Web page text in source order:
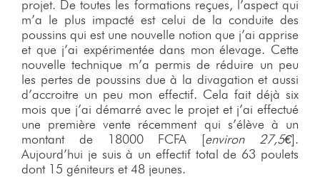
projet. De toutes les formations reçues, l’aspect qui
m’a le plus impacté est celui de la conduite des
poussins qui est une nouvelle notion que j’ai apprise
et que j’ai expérimentée dans mon élevage. Cette
nouvelle technique m’a permis de réduire un peu
les pertes de poussins due à la divagation et aussi
d’accroitre un peu mon effectif. Cela fait déjà six
mois que j’ai démarré avec le projet et j’ai effectué
une première vente récemment qui s’élève à un
montant de 18000 FCFA [environ 27,5€].
Aujourd’hui je suis à un effectif total de 63 poulets
dont 15 géniteurs et 48 jeunes.